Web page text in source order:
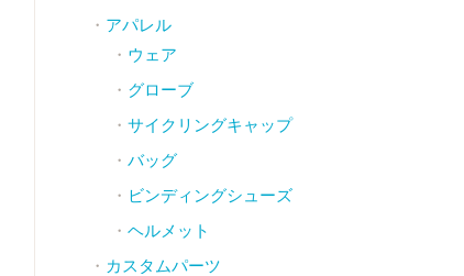
アパレル
ウェア
グローブ
サイクリングキャップ
バッグ
ビンディングシューズ
ヘルメット
カスタムパーツ